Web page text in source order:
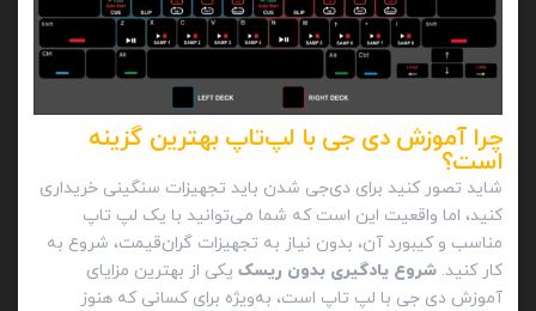
چرا آموزش دی جی با لپ‌تاپ بهترین گزینه
است؟
شاید تصور کنید برای دی‌جی شدن باید تجهیزات سنگینی خریداری
کنید، اما واقعیت این است که شما می‌توانید با یک لپ‌ تاپ
مناسب و کیبورد آن، بدون نیاز به تجهیزات گران‌قیمت، شروع به
کار کنید. شروع یادگیری بدون ریسکیکی از بهترین مزایای
آموزش دی‌ جی با لپ‌ تاپ است، به‌ویژه برای کسانی که هنوز